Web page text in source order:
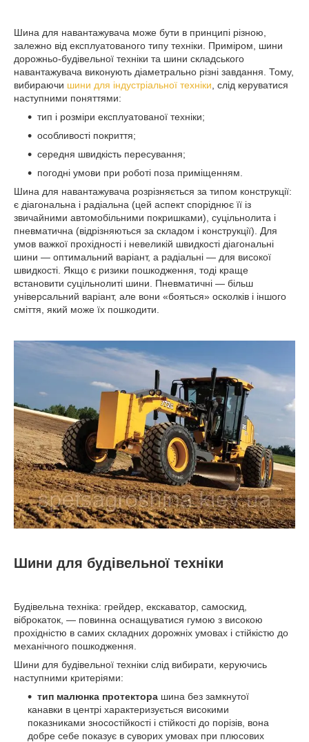
Шина для навантажувача може бути в принципі різною,
залежно від експлуатованого типу техніки. Приміром, шини
дорожньо-будівельної техніки та шини складського
навантажувача виконують діаметрально різні завдання. Тому,
вибираючи шини для індустріальної техніки, слід керуватися
наступними поняттями:
тип і розміри експлуатованої техніки;
особливості покриття;
середня швидкість пересування;
погодні умови при роботі поза приміщенням.
Шина для навантажувача розрізняється за типом конструкції:
є діагональна і радіальна (цей аспект споріднює її із
звичайними автомобільними покришками), суцільнолита і
пневматична (відрізняються за складом і конструкції). Для
умов важкої прохідності і невеликій швидкості діагональні
шини — оптимальний варіант, а радіальні — для високої
швидкості. Якщо є ризики пошкодження, тоді краще
встановити суцільнолиті шини. Пневматичні — більш
універсальний варіант, але вони «бояться» осколків і іншого
сміття, який може їх пошкодити.
Шини для будівельної техніки
Будівельна техніка: грейдер, екскаватор, самоскид,
віброкаток, — повинна оснащуватися гумою з високою
прохідністю в самих складних дорожніх умовах і стійкістю до
механічного пошкодження.
Шини для будівельної техніки слід вибирати, керуючись
наступними критеріями:
тип малюнка протектора шина без замкнутої
канавки в центрі характеризується високими
показниками зносостійкості і стійкості до порізів, вона
добре себе показує в суворих умовах при плюсових